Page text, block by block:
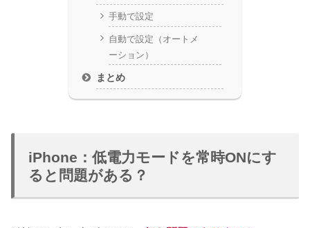
手動で設定
自動で設定（オートメ
ーション）
まとめ
iPhone：低電力モードを常時ONにす
ると問題がある？